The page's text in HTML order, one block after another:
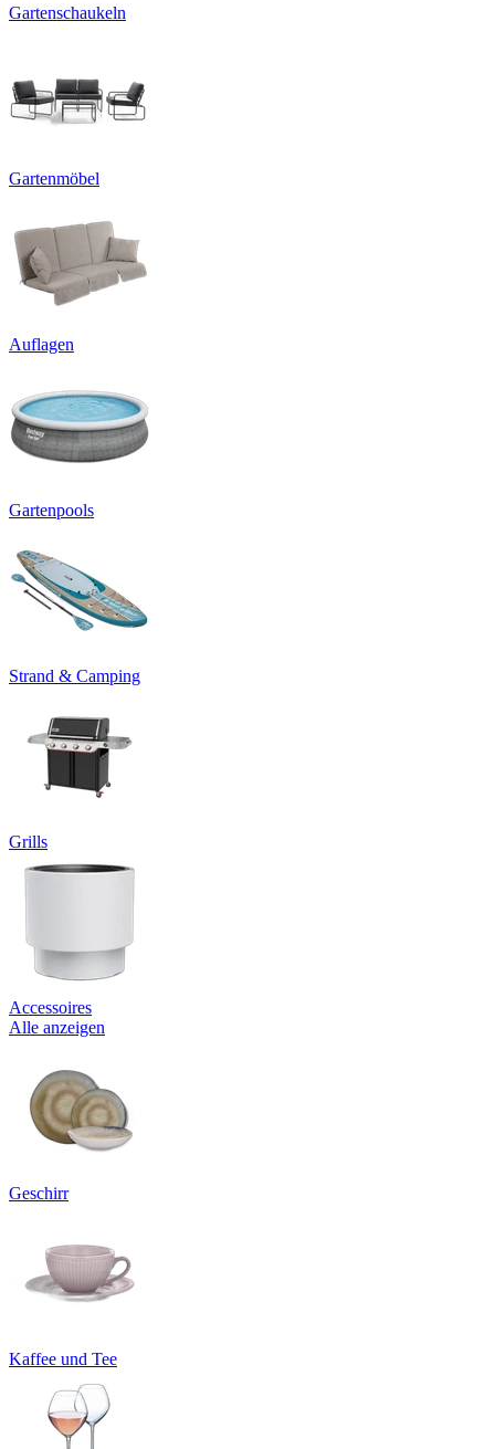
Gartenschaukeln
Gartenmöbel
Auflagen
Gartenpools
Strand & Camping
Grills
Accessoires
Alle anzeigen
Geschirr
Kaffee und Tee